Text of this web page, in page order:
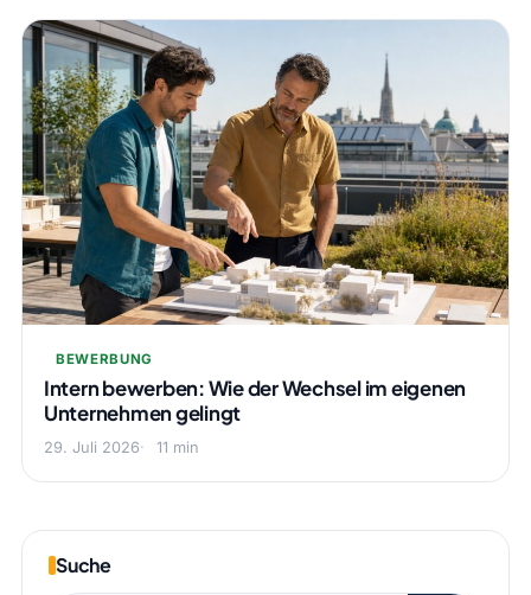
BEWERBUNG
Intern bewerben: Wie der Wechsel im eigenen
Unternehmen gelingt
29. Juli 2026 11 min
Suche